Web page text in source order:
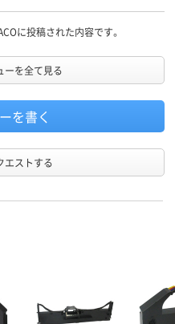
に投稿された内容です。
ーを全て見る
を書く
エストする